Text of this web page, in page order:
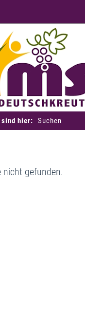
sind hier: Suchen
nicht gefunden.